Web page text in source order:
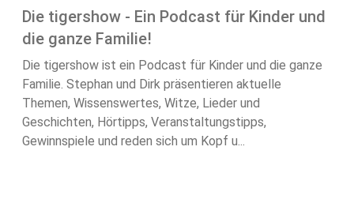
Die tigershow - Ein Podcast für Kinder und
die ganze Familie!
Die tigershow ist ein Podcast für Kinder und die ganze
Familie. Stephan und Dirk präsentieren aktuelle
Themen, Wissenswertes, Witze, Lieder und
Geschichten, Hörtipps, Veranstaltungstipps,
Gewinnspiele und reden sich um Kopf u...